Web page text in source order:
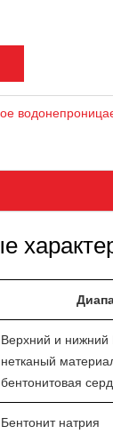
Верхний и
нетканый
бентонитовая
Бентонит натрия